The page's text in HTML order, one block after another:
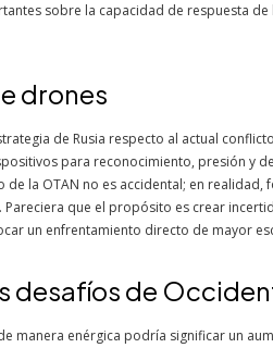
sobre la capacidad de respuesta de
drones
de Rusia respecto al actual
para reconocimiento, presión y
la OTAN no es accidental; en
que el propósito es crear
un enfrentamiento directo de mayor
desafíos de
manera enérgica podría significar un